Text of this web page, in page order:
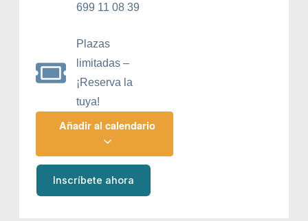
699 11 08 39
Plazas
limitadas –
¡Reserva la
tuya!
Inscríbete ahora